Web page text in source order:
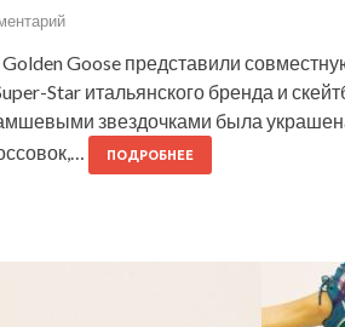
Golden Goose представили
Star итальянского бренда и
звездочками была
ПОДРОБНЕЕ